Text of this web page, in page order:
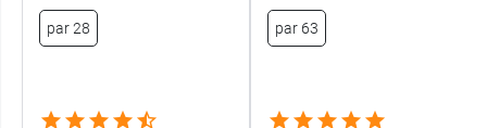
par 28 par 63